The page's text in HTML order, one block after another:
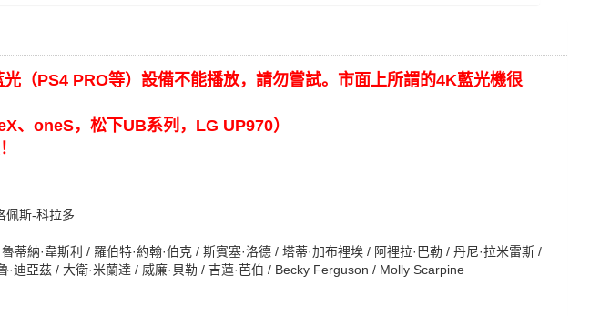
（PS4 PRO等）設備不能播放，請勿嘗試。市面上所謂的4K藍光機很
、oneS，松下UB系列，LG UP970）
佩斯-科拉多
納·韋斯利 / 羅伯特·約翰·伯克 / 斯賓塞·洛德 / 塔蒂·加布裡埃 / 阿裡拉·巴勒 / 丹尼·拉米雷斯 /
迪亞茲 / 大衛·米蘭達 / 威廉·貝勒 / 吉蓮·芭伯 / Becky Ferguson / Molly Scarpine